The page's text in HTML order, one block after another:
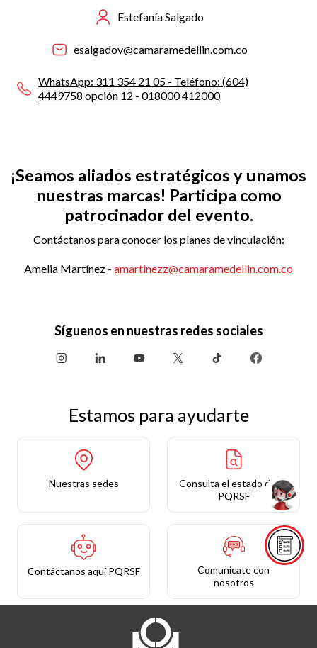
Estefanía Salgado
esalgadov@camaramedellin.com.co
WhatsApp: 311 354 21 05 - Teléfono: (604)
4449758 opción 12 - 018000 412000
¡Seamos aliados estratégicos y unamos
nuestras marcas! Participa como
patrocinador del evento.
Contáctanos para conocer los planes de vinculación:
Amelia Martínez - amartinezz@camaramedellin.com.co
Síguenos en nuestras redes sociales
Estamos para ayudarte
Nuestras sedes
Consulta el estado de tu
PQRSF
Contáctanos aquí PQRSF
Comunícate con
nosotros